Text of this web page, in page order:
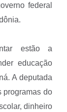
federal
estão a
educação
A deputada
programas do
dinheiro